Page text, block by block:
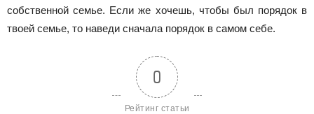
собственной семье. Если же хочешь, чтобы был порядок в
твоей семье, то наве­ди сначала порядок в самом себе.
0
Рейтинг статьи